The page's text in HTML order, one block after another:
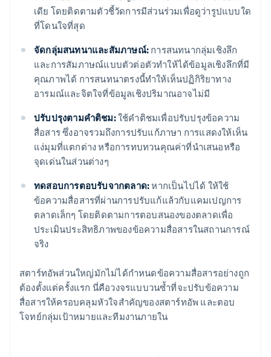
เดีย โดยติดตามตัวชี้วัดการมีส่วนร่วมเพื่อดูว่ารูปแบบใด
ที่โดนใจที่สุด
จัดกลุ่มสนทนาและสัมภาษณ์: การสนทนากลุ่มเชิงลึก
และการสัมภาษณ์แบบตัวต่อตัวทำให้ได้ข้อมูลเชิงลึกที่มี
คุณภาพได้ การสนทนาตรงนี้ทำให้เห็นปฏิกิริยาทาง
อารมณ์และจิตใจที่ข้อมูลเชิงปริมาณอาจไม่มี
ปรับปรุงตามคำติชม:ใช้คำติชมเพื่อปรับปรุงข้อความ
สื่อสาร ซึ่งอาจรวมถึงการปรับแก้ภาษา การแสดงให้เห็น
แง่มุมที่แตกต่าง หรือการทบทวนคุณค่าที่นำเสนอหรือ
จุดเด่นในส่วนต่างๆ
ทดสอบการตอบรับจากตลาด:หากเป็นไปได้ ให้ใช้
ข้อความสื่อสารที่ผ่านการปรับแก้แล้วกับแคมเปญการ
ตลาดเล็กๆ โดยติดตามการตอบสนองของตลาดเพื่อ
ประเมินประสิทธิภาพของข้อความสื่อสารในสถานการณ์
จริง
สตาร์ทอัพส่วนใหญ่มักไม่ได้กำหนดข้อความสื่อสารอย่างถูก
ต้องตั้งแต่ครั้งแรก นี่คือวงจรแบบวนซ้ำที่จะปรับข้อความ
สื่อสารให้ครอบคลุมหัวใจสำคัญของสตาร์ทอัพ และตอบ
โจทย์กลุ่มเป้าหมายและทีมงานภายใน